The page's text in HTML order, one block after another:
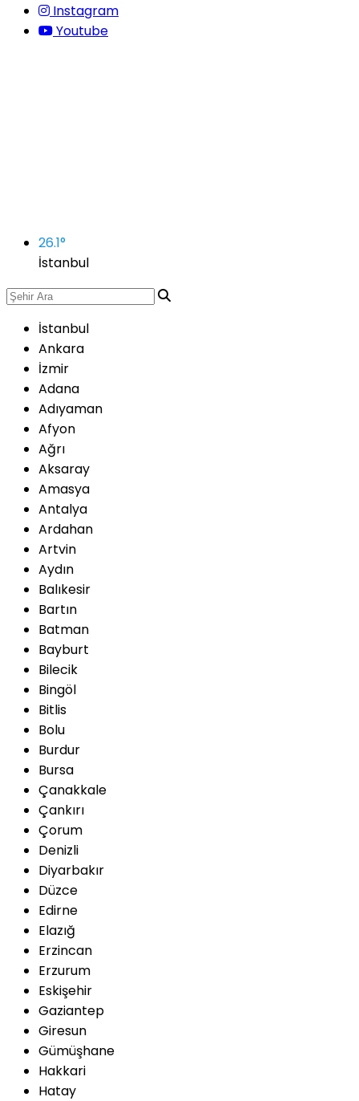
Instagram
Youtube
26.1°
İstanbul
İstanbul
Ankara
İzmir
Adana
Adıyaman
Afyon
Ağrı
Aksaray
Amasya
Antalya
Ardahan
Artvin
Aydın
Balıkesir
Bartın
Batman
Bayburt
Bilecik
Bingöl
Bitlis
Bolu
Burdur
Bursa
Çanakkale
Çankırı
Çorum
Denizli
Diyarbakır
Düzce
Edirne
Elazığ
Erzincan
Erzurum
Eskişehir
Gaziantep
Giresun
Gümüşhane
Hakkari
Hatay